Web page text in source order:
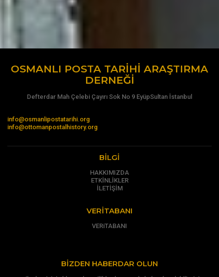
OSMANLI POSTA TARIHI ARAŞTIRMA
DERNEĞI
Defterdar Mah Çelebi Çayırı Sok No 9 EyüpSultan İstanbul
info@osmanlipostatarihi.org
info@ottomanpostalhistory.org
BILGI
HAKKIMIZDA
ETKİNLİKLER
İLETİŞİM
VERITABANI
VERiTABANI
BIZDEN HABERDAR OLUN